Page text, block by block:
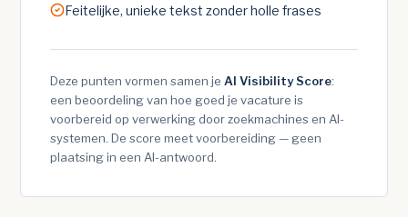
Feitelijke, unieke tekst zonder holle frases
Deze punten vormen samen jeAI Visibility Score:
een beoordeling van hoe goed je vacature is
voorbereid op verwerking door zoekmachines en AI-
systemen. De score meet voorbereiding — geen
plaatsing in een AI-antwoord.